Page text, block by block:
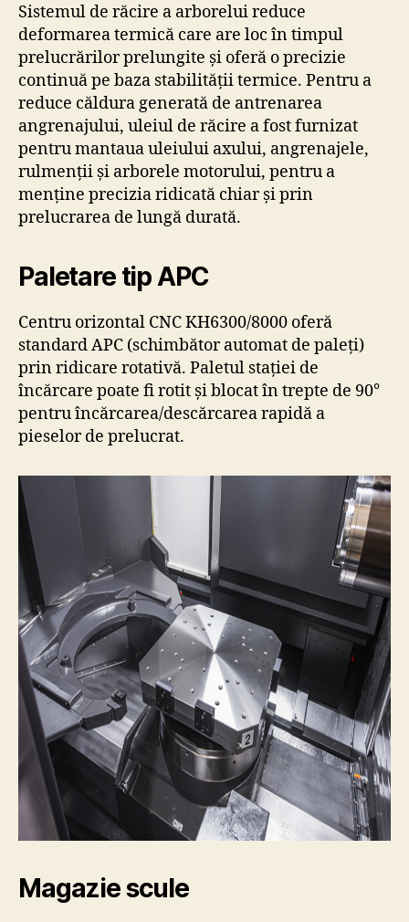
Sistemul de răcire a arborelui reduce
deformarea termică care are loc în timpul
prelucrărilor prelungite și oferă o precizie
continuă pe baza stabilității termice. Pentru a
reduce căldura generată de antrenarea
angrenajului, uleiul de răcire a fost furnizat
pentru mantaua uleiului axului, angrenajele,
rulmenții și arborele motorului, pentru a
menține precizia ridicată chiar și prin
prelucrarea de lungă durată.
Paletare tip APC
Centru orizontal CNC KH6300/8000 oferă
standard APC (schimbător automat de paleți)
prin ridicare rotativă. Paletul stației de
încărcare poate fi rotit și blocat în trepte de 90°
pentru încărcarea/descărcarea rapidă a
pieselor de prelucrat.
Magazie scule